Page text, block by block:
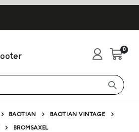
Cart
0
BAOTIAN
BAOTIAN VINTAGE
BROMSAXEL